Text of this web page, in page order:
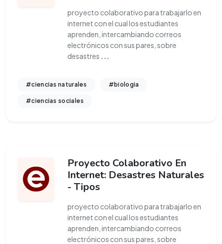
proyecto colaborativo para trabajarlo en
internet con el cual los estudiantes
aprenden, intercambiando correos
electrónicos con sus pares, sobre
desastres ...
#ciencias naturales #biologia
#ciencias sociales
Proyecto Colaborativo En
Internet: Desastres Naturales
- Tipos
proyecto colaborativo para trabajarlo en
internet con el cual los estudiantes
aprenden, intercambiando correos
electrónicos con sus pares, sobre